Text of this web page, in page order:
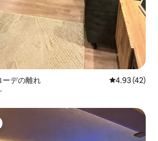
ーデの離れ レビュー42
4.93 (42)